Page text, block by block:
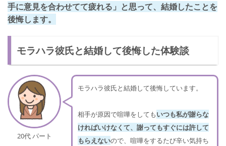
手に意見を合わせてて疲れる」と思って、結婚したことを
後悔します。
モラハラ彼氏と結婚して後悔した体験談
20代 パート
モラハラ彼氏と結婚して後悔しています。
相手が原因で喧嘩をしてもいつも私が謝らな
ければいけなくて、謝ってもすぐには許して
もらえないので、喧嘩をするたび辛い気持ち